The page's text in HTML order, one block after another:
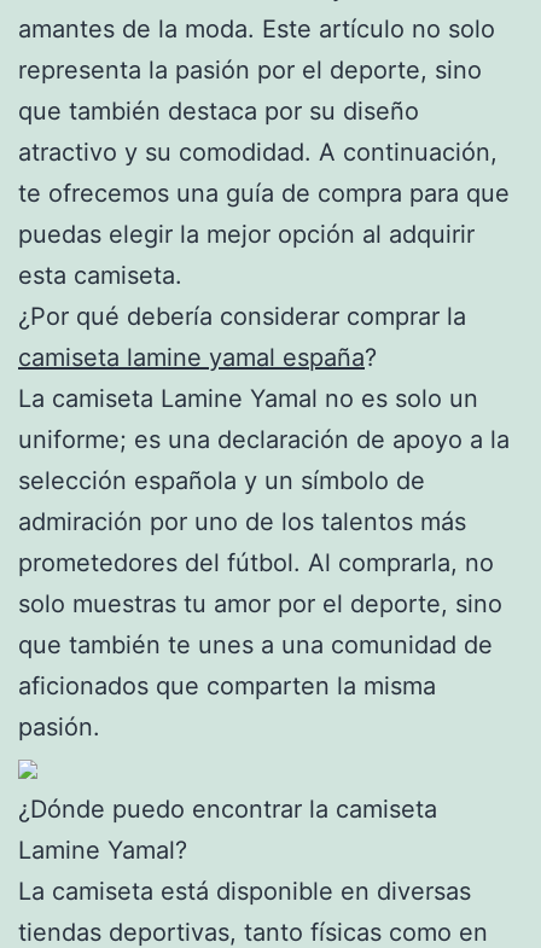
amantes de la moda. Este artículo no solo
representa la pasión por el deporte, sino
que también destaca por su diseño
atractivo y su comodidad. A continuación,
te ofrecemos una guía de compra para que
puedas elegir la mejor opción al adquirir
esta camiseta.
¿Por qué debería considerar comprar la
camiseta lamine yamal españa?
La camiseta Lamine Yamal no es solo un
uniforme; es una declaración de apoyo a la
selección española y un símbolo de
admiración por uno de los talentos más
prometedores del fútbol. Al comprarla, no
solo muestras tu amor por el deporte, sino
que también te unes a una comunidad de
aficionados que comparten la misma
pasión.
¿Dónde puedo encontrar la camiseta
Lamine Yamal?
La camiseta está disponible en diversas
tiendas deportivas, tanto físicas como en